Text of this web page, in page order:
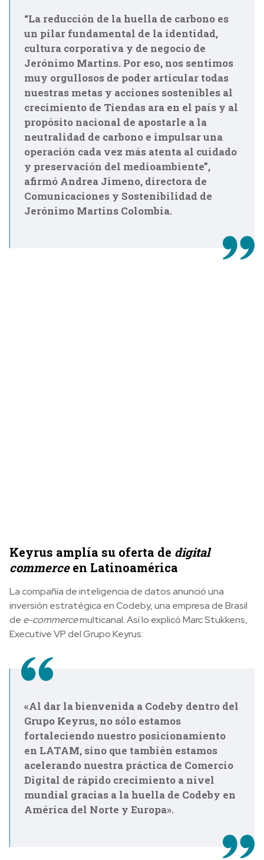
“La reducción de la huella de carbono es
un pilar fundamental de la identidad,
cultura corporativa y de negocio de
Jerónimo Martins. Por eso, nos sentimos
muy orgullosos de poder articular todas
nuestras metas y acciones sostenibles al
crecimiento de Tiendas ara en el país y al
propósito nacional de apostarle a la
neutralidad de carbono e impulsar una
operación cada vez más atenta al cuidado
y preservación del medioambiente”,
afirmó Andrea Jimeno, directora de
Comunicaciones y Sostenibilidad de
Jerónimo Martins Colombia.
Keyrus amplía su oferta de digital
commerceen Latinoamérica
La compañía de inteligencia de datos anunció una
inversión estratégica en Codeby, una empresa de Brasil
de e-commercemulticanal. Así lo explicó Marc Stukkens,
Executive VP del GrupoKeyrus:
«Al dar la bienvenida a Codeby dentro del
Grupo Keyrus, no sólo estamos
fortaleciendo nuestro posicionamiento
en LATAM, sino que también estamos
acelerando nuestra práctica de Comercio
Digital de rápido crecimiento a nivel
mundial gracias a la huella de Codeby en
América del Norte y Europa».